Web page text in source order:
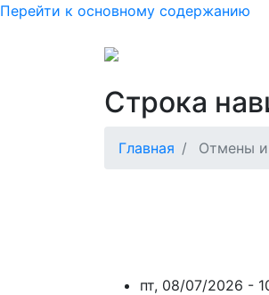
Перейти к основному содержанию
Строка
Главная Отмены
пт, 08/07/2026 -